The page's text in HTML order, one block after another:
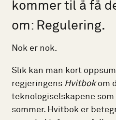
kommer til å få
om: Regulering.
Nok er nok.
Slik kan man kort
regjeringens Hvitbokom
teknologiselskapene
sommer. Hvitbok er